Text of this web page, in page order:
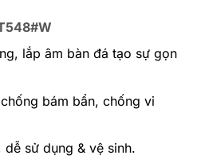
lắp âm bàn đá tạo sự gọn
bám bẩn, chống vi
sử dụng & vệ sinh.